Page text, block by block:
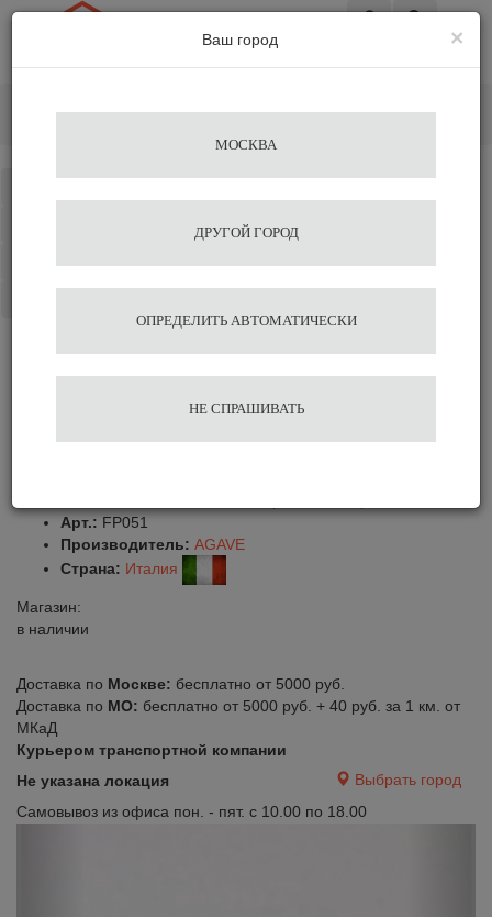
Питчер Agave 100 мл
Арт.: FP051
Производитель: AGAVE
Страна: Италия
Магазин:
в наличии
Доставка по Москве: бесплатно от 5000 руб.
Доставка по МО: бесплатно от 5000 руб. + 40 руб. за 1 км. от
МКаД
Курьером транспортной компании
Не указана локация
Выбрать город
Самовывоз из офиса пон. - пят. с 10.00 по 18.00
×
Ваш город
МОСКВА
ДРУГОЙ ГОРОД
ОПРЕДЕЛИТЬ АВТОМАТИЧЕСКИ
НЕ СПРАШИВАТЬ